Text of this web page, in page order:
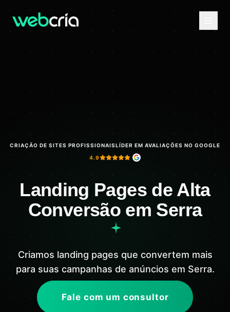
CRIAÇÃO DE SITES PROFISSIONAISLÍDER EM AVALIAÇÕES NO GOOGLE
4.9
Landing Pages de Alta
Conversão em Serra
Criamos landing pages que convertem mais
para suas campanhas de anúncios em Serra.
Fale com um consultor